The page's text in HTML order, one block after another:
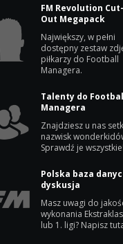
FM Revolution
Out Megapack
Największy, w pełni
dostępny zestaw
piłkarzy do Football
Managera.
Talenty do
Managera
Znajdziesz u nas
nazwisk
Sprawdź je
Polska baza
dyskusja
Masz uwagi do
wykonania
lub 1. ligi? Napisz